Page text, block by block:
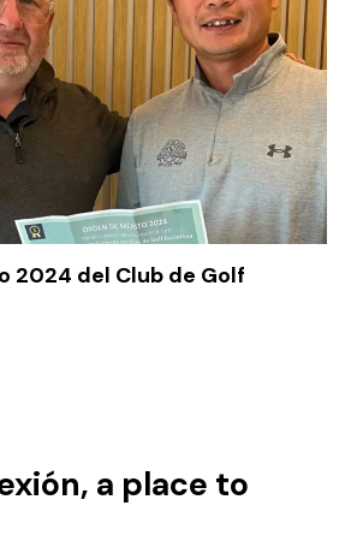
2024 del Club de Golf
a place to